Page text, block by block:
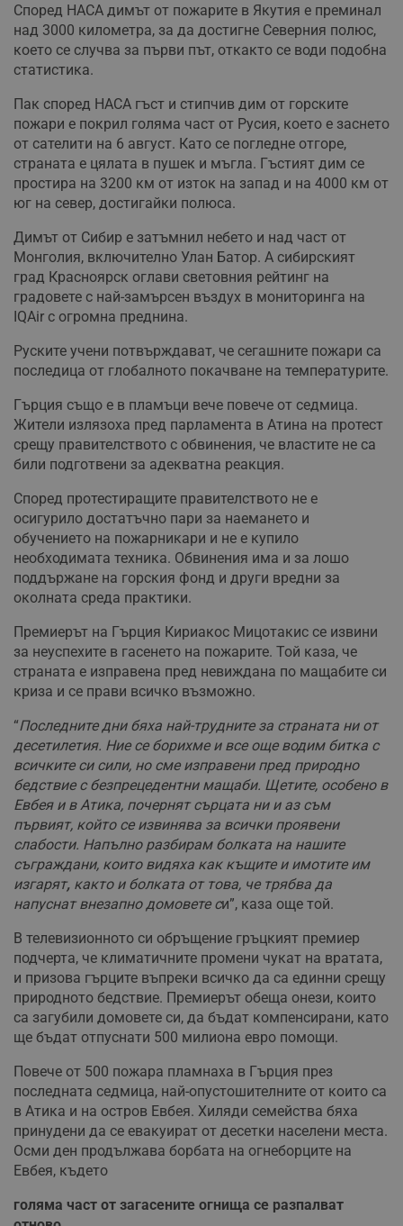
Според НАСА димът от пожарите в Якутия е преминал
над 3000 километра, за да достигне Северния полюс,
което се случва за първи път, откакто се води подобна
статистика.
Пак според НАСА гъст и стипчив дим от горските
пожари е покрил голяма част от Русия, което е заснето
от сателити на 6 август. Като се погледне отгоре,
страната е цялата в пушек и мъгла. Гъстият дим се
простира на 3200 км от изток на запад и на 4000 км от
юг на север, достигайки полюса.
Димът от Сибир е затъмнил небето и над част от
Монголия, включително Улан Батор. А сибирският
град Красноярск оглави световния рейтинг на
градовете с най-замърсен въздух в мониторинга на
IQAir с огромна преднина.
Руските учени потвърждават, че сегашните пожари са
последица от глобалното покачване на температурите.
Гърция също е в пламъци вече повече от седмица.
Жители излязоха пред парламента в Атина на протест
срещу правителството с обвинения, че властите не са
били подготвени за адекватна реакция.
Според протестиращите правителството не е
осигурило достатъчно пари за наемането и
обучението на пожарникари и не е купило
необходимата техника. Обвинения има и за лошо
поддържане на горския фонд и други вредни за
околната среда практики.
Премиерът на Гърция Кириакос Мицотакис се извини
за неуспехите в гасенето на пожарите. Той каза, че
страната е изправена пред невиждана по мащабите си
криза и се прави всичко възможно.
“Последните дни бяха най-трудните за страната ни от
десетилетия. Ние се борихме и все още водим битка с
всичките си сили, но сме изправени пред природно
бедствие с безпрецедентни мащаби. Щетите, особено в
Евбея и в Атика, почернят сърцата ни и аз съм
първият, който се извинява за всички проявени
слабости. Напълно разбирам болката на нашите
съграждани, които видяха как къщите и имотите им
изгарят, както и болката от това, че трябва да
напуснат внезапно домовете си”, каза още той.
В телевизионното си обръщение гръцкият премиер
подчерта, че климатичните промени чукат на вратата,
и призова гърците въпреки всичко да са единни срещу
природното бедствие. Премиерът обеща онези, които
са загубили домовете си, да бъдат компенсирани, като
ще бъдат отпуснати 500 милиона евро помощи.
Повече от 500 пожара пламнаха в Гърция през
последната седмица, най-опустошителните от които са
в Атика и на остров Евбея. Хиляди семейства бяха
принудени да се евакуират от десетки населени места.
Осми ден продължава борбата на огнеборците на
Евбея, където
голяма част от загасените огнища се разпалват